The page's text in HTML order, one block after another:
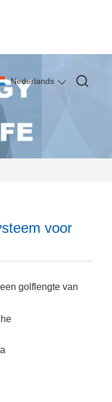
Nederlands
voor
golflengte van